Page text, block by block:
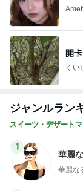
開卡
くい
ジャンルラン
スイーツ・デザート
1
華麗
華麗な